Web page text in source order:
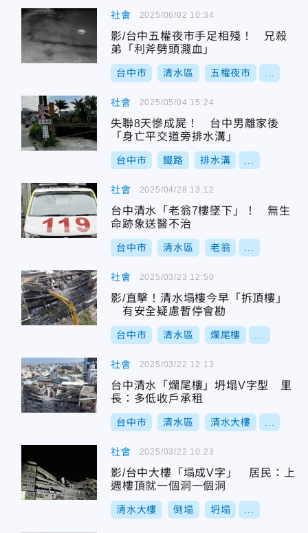
社會
影/台中五權夜市手足相殘！ 兄殺
弟「利斧劈頭濺血」
台中市 清水區 五權夜市
2025/06/02 10:34
社會
失聯8天慘成屍！ 台中男離家後
「身亡平交道旁排水溝」
台中市 鐵路 排水溝
2025/05/04 15:24
社會
台中清水「老翁7樓墜下」！ 無生
命跡象送醫不治
台中市 清水區 老翁
2025/04/28 13:12
社會
影/直擊！清水塌樓今早「拆頂樓」
有安全疑慮暫停會勘
台中市 清水區 爛尾樓
2025/03/23 12:50
社會
台中清水「爛尾樓」坍塌V字型 里
長：多低收戶承租
台中市 清水區 清水大樓
2025/03/22 12:13
社會
影/台中大樓「塌成V字」 居民：上
週樓頂就一個洞一個洞
清水大樓 倒塌 坍塌
2025/03/22 10:23